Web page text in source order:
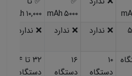
۵۰۰۰ mAh
۱۰,۰۰۰ mAh
❌ ندارد ❌ ندارد ❌ ندارد
۱۰
دستگاه
۱۶
دستگاه
۳۲ تا ۶۴
دستگاه